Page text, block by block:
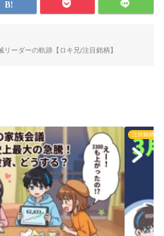
ーダーの軌跡【ロキ兄/注目銘柄】
注目銘柄